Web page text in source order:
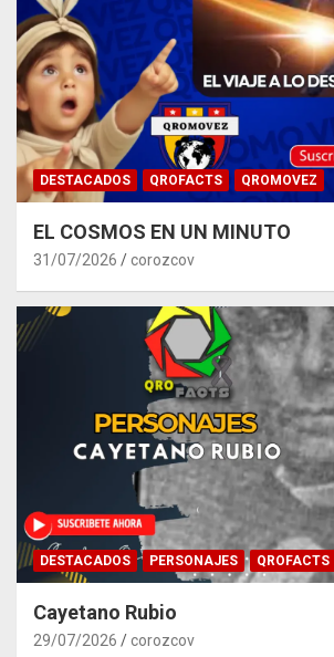
DESTACADOS QROFACTS QROMOVEZ
EL COSMOS EN UN MINUTO
31/07/2026 corozcov
DESTACADOS PERSONAJES QROFACTS
Cayetano Rubio
29/07/2026 corozcov